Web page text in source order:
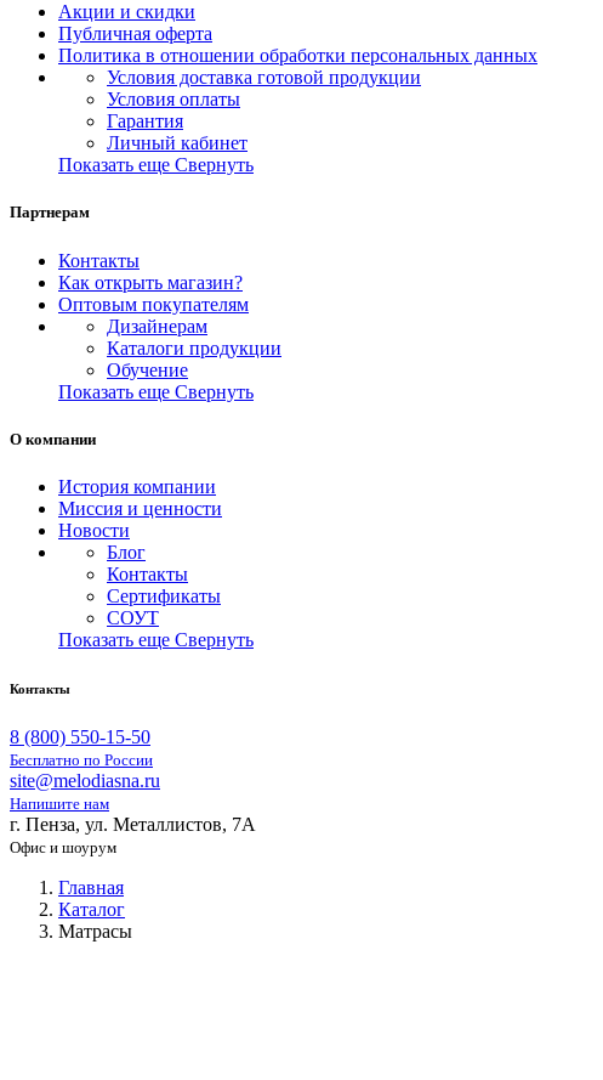
Акции и скидки
Публичная оферта
Политика в отношении обработки персональных данных
Условия доставка готовой продукции
Условия оплаты
Гарантия
Личный кабинет
Показать еще Свернуть
Партнерам
Контакты
Как открыть магазин?
Оптовым покупателям
Дизайнерам
Каталоги продукции
Обучение
Показать еще Свернуть
О компании
История компании
Миссия и ценности
Новости
Блог
Контакты
Сертификаты
СОУТ
Показать еще Свернуть
Контакты
8 (800) 550-15-50
Бесплатно по России
site@melodiasna.ru
Напишите нам
г. Пенза, ул. Металлистов, 7А
Офис и шоурум
Главная
Каталог
Матрасы